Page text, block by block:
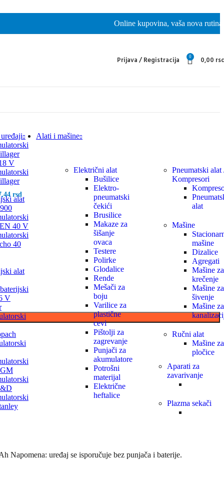
Online kupovina, vaša nova
Prijava / Registracija 0 0,00
V
alat
40 V
40
alat
V
Alati i mašine
Električni alat
Bušilice
Elektro-
pneumatski
čekići
Brusilice
Makaze za
šišanje
ovaca
Testere
Polirke
Glodalice
Rende
Mešači za
boju
Varilice za
plastične
cevi
Pištolji za
zagrevanje
Punjači za
akumulatore
Potrošni
materijal
Električne
heftalice
Pneumatski alat
Kompresori
alat
Mašine
mašine
Dizalice
Agregati
Mašine za
krečenje
Mašine za
šivenje
Mašine za
Ručni alat
Mašine za
pločice
Aparati za
zavarivanje
Plazma sekači
rsd
uređaj se isporučuje bez punjača i baterije.